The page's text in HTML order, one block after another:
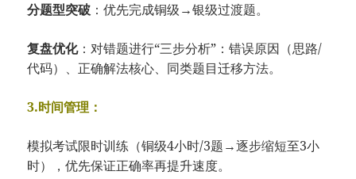
分题型突破​ ​：优先完成铜级→银级过渡题。
​复盘优化​​：对错题进行“三步分析”：错误原因（思路/
代码）、正确解法核心、同类题目迁移方法。
3.​​时间管理​​：
模拟考试限时训练（铜级4小时/3题→逐步缩短至3小
时），优先保证正确率再提升速度。